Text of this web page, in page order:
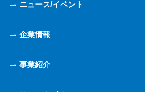
ニュース/イベント
企業情報
事業紹介